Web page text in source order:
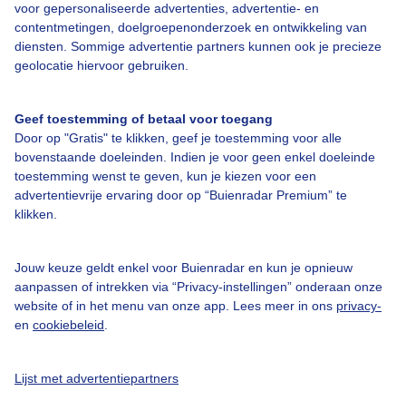
voor gepersonaliseerde advertenties, advertentie- en
contentmetingen, doelgroepenonderzoek en ontwikkeling van
diensten. Sommige advertentie partners kunnen ook je precieze
geolocatie hiervoor gebruiken.
Geef toestemming of betaal voor toegang
Door op "Gratis" te klikken, geef je toestemming voor alle
bovenstaande doeleinden. Indien je voor geen enkel doeleinde
toestemming wenst te geven, kun je kiezen voor een
advertentievrije ervaring door op “Buienradar Premium” te
klikken.
Jouw keuze geldt enkel voor Buienradar en kun je opnieuw
aanpassen of intrekken via “Privacy-instellingen” onderaan onze
website of in het menu van onze app. Lees meer in ons privacy-
en cookiebeleid
Lijst met advertentiepartners
Over Buienradar
Bedrijfsgegevens
Contact
Toegankelijkheid
Gebruikersvoorwaarden
Adverteren
Privacy beleid
Cookie beleid